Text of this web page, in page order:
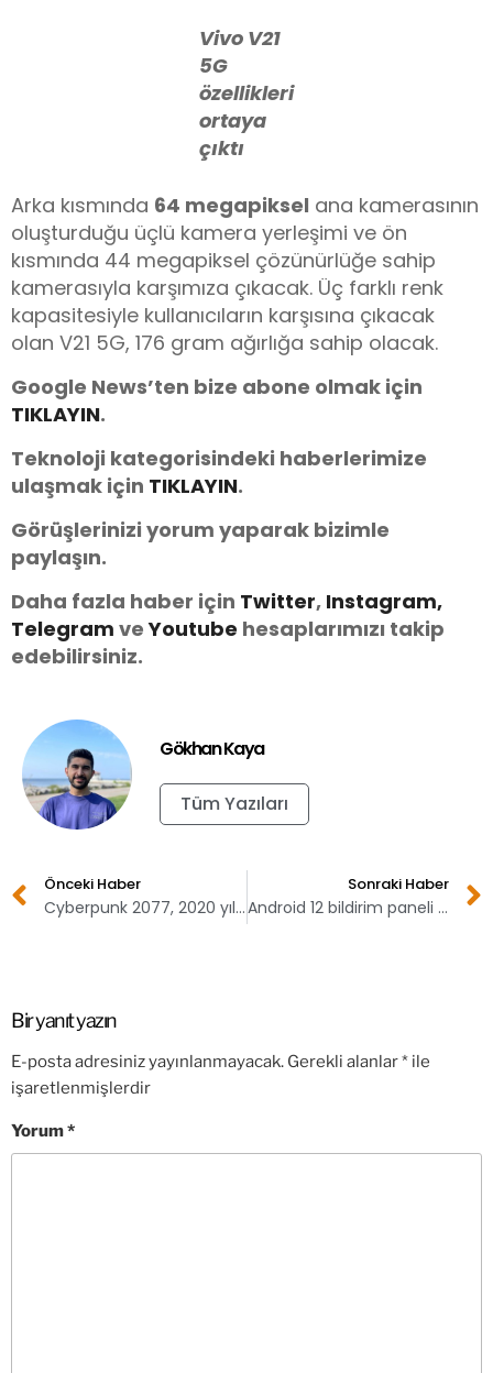
Vivo V21
5G
özellikleri
ortaya
çıktı
Arka kısmında 64 megapiksel ana kamerasının
oluşturduğu üçlü kamera yerleşimi ve ön
kısmında 44 megapiksel çözünürlüğe sahip
kamerasıyla karşımıza çıkacak. Üç farklı renk
kapasitesiyle kullanıcıların karşısına çıkacak
olan V21 5G, 176 gram ağırlığa sahip olacak.
Google News’ten bize abone olmak için
TIKLAYIN.
Teknoloji kategorisindeki haberlerimize
ulaşmak için TIKLAYIN.
Görüşlerinizi yorum yaparak bizimle
paylaşın.
Daha fazla haber için Twitter, Instagram,
Telegram veYoutube hesaplarımızı takip
edebilirsiniz.
Gökhan Kaya
Tüm Yazıları
Önceki Haber
Cyberpunk 2077, 2020 yılı geliri açıklandı
Sonraki Haber
Android 12 bildirim paneli tasarımı göründü
Bir yanıt yazın
E-posta adresiniz yayınlanmayacak. Gerekli alanlar* ile
işaretlenmişlerdir
Yorum*